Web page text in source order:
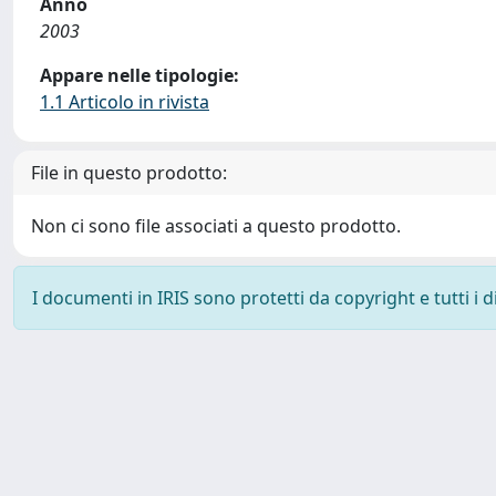
2003
Appare nelle tipologie:
1.1 Articolo in rivista
File in questo prodotto:
Non ci sono file associati a questo prodotto.
I documenti in IRIS sono protetti da copyright e tutti i